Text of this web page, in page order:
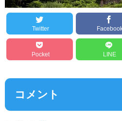
Twitter
Pocket LINE
コメント